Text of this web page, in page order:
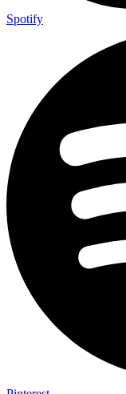
Spotify